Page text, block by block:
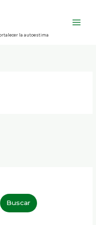
la autoestima
Buscar